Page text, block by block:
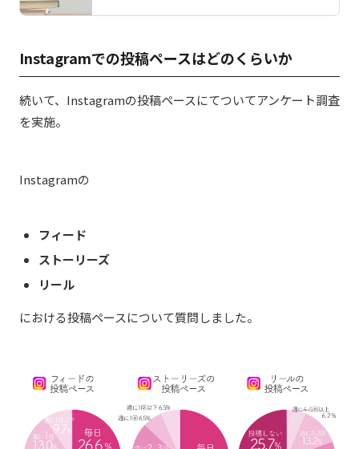
Instagramでの投稿ペースはどのくらいか
続いて、Instagramの投稿ペースにてついてアンケート調査
を実施。
Instagramの
フィード
ストーリーズ
リール
における投稿ペースについて質問しました。